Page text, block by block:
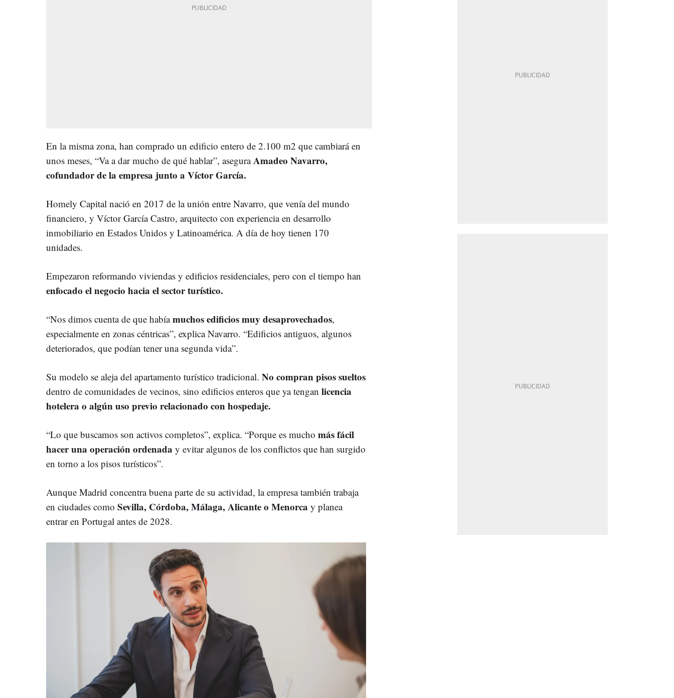
En la misma zona, han comprado un edificio entero de 2.100 m2 que cambiará en
unos meses, “Va a dar mucho de qué hablar”, aseguraAmadeo Navarro,
cofundador de la empresa junto a Víctor García.
Homely Capital nació en 2017 de la unión entre Navarro, que venía del mundo
financiero, y Víctor García Castro, arquitecto con experiencia en desarrollo
inmobiliario en Estados Unidos y Latinoamérica. A día de hoy tienen 170
unidades.
Empezaron reformando viviendas y edificios residenciales, pero con el tiempo han
enfocado el negocio hacia el sector turístico.
“Nos dimos cuenta de que habíamuchos edificios muy desaprovechados,
especialmente en zonas céntricas”, explica Navarro. “Edificios antiguos, algunos
deteriorados, que podían tener una segunda vida”.
Su modelo se aleja del apartamento turístico tradicional. No compran pisos sueltos
dentro de comunidades de vecinos, sino edificios enteros que ya tengan licencia
hotelera o algún uso previo relacionado con hospedaje.
“Lo que buscamos son activos completos”, explica. “Porque es mucho más fácil
hacer una operación ordenada y evitar algunos de los conflictos que han surgido
en torno a los pisos turísticos”.
Aunque Madrid concentra buena parte de su actividad, la empresa también trabaja
en ciudades como Sevilla, Córdoba, Málaga, Alicante o Menorca y planea
entrar en Portugal antes de 2028.